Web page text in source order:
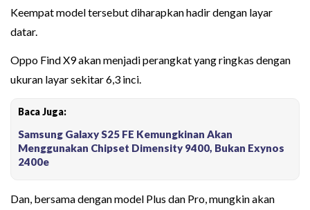
Keempat model tersebut diharapkan hadir dengan layar
datar.
Oppo Find X9 akan menjadi perangkat yang ringkas dengan
ukuran layar sekitar 6,3 inci.
Baca Juga:
Samsung Galaxy S25 FE Kemungkinan Akan
Menggunakan Chipset Dimensity 9400, Bukan Exynos
2400e
Dan, bersama dengan model Plus dan Pro, mungkin akan